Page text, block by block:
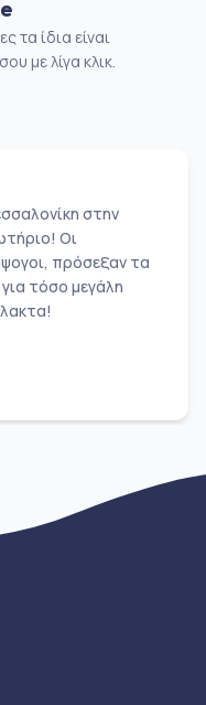
τα ίδια είναι
με λίγα κλικ.
στην
Οι
πρόσεξαν τα
τόσο μεγάλη